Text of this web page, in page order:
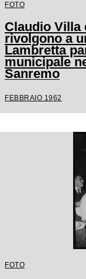
FOTO
Claudio Villa
rivolgono a
Lambretta
municipale
Sanremo
FEBBRAIO 1962
FOTO